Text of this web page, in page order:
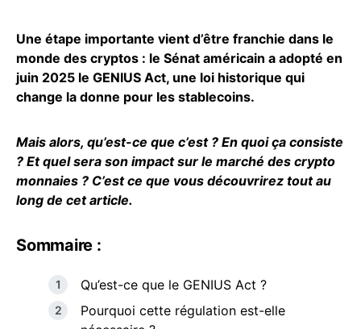
Une étape importante vient d’être franchie dans le
monde des cryptos : le Sénat américain a adopté en
juin 2025 le GENIUS Act, une loi historique qui
change la donne pour les stablecoins.
Mais alors, qu’est-ce que c’est ? En quoi ça consiste
? Et quel sera son impact sur le marché des crypto
monnaies ? C’est ce que vous découvrirez tout au
long de cet article.
Sommaire :
Qu’est-ce que le GENIUS Act ?
Pourquoi cette régulation est-elle